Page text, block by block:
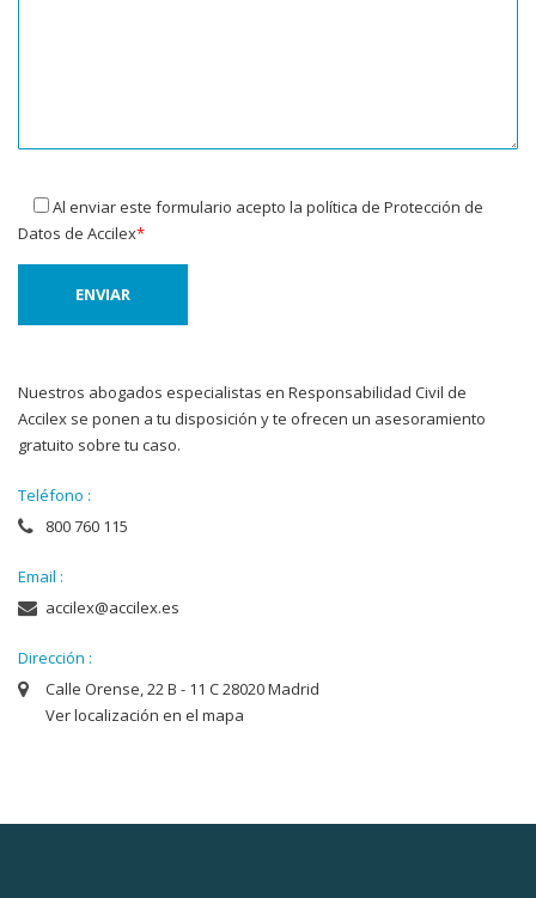
Al enviar este formulario acepto la política de Protección de
Datos de Accilex*
Nuestros abogados especialistas en Responsabilidad Civil de
Accilex se ponen a tu disposición y te ofrecen un asesoramiento
gratuito sobre tu caso.
Teléfono :
800 760 115
Email :
accilex@accilex.es
Dirección :
Calle Orense, 22 B - 11 C 28020 Madrid
Ver localización en el mapa